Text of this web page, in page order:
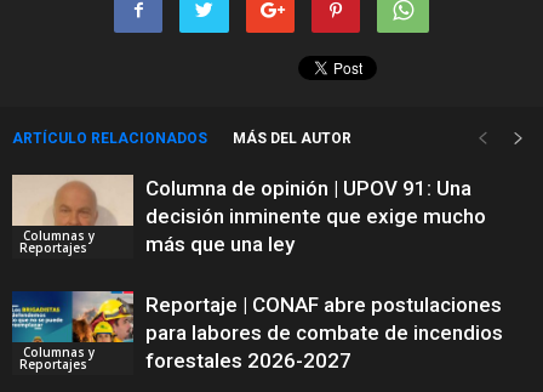
ARTÍCULO RELACIONADOS MÁS DEL AUTOR
Columnas y
Reportajes
Columna de opinión | UPOV 91: Una
decisión inminente que exige mucho
más que una ley
Columnas y
Reportajes
Reportaje | CONAF abre postulaciones
para labores de combate de incendios
forestales 2026-2027